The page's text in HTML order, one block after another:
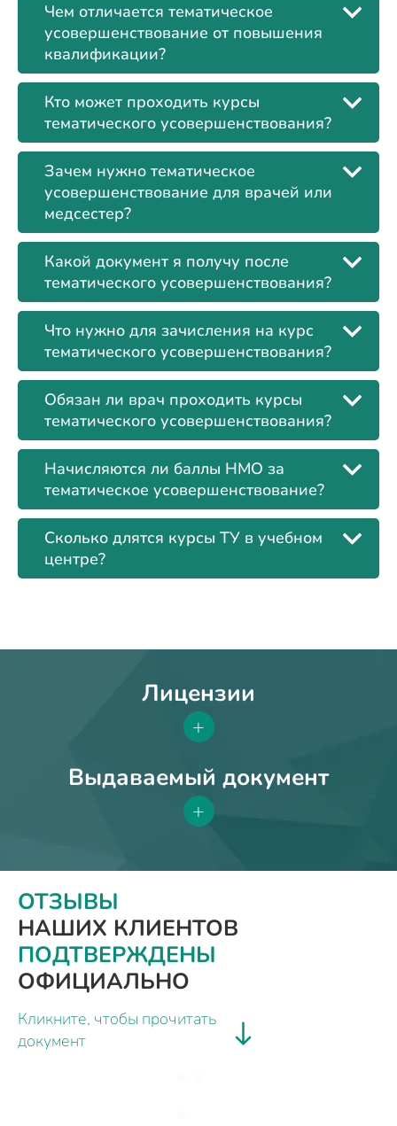
Чем отличается тематическое
усовершенствование от повышения
квалификации?
Кто может проходить курсы
тематического усовершенствования?
Зачем нужно тематическое
усовершенствование для врачей или
медсестер?
Какой документ я получу после
тематического усовершенствования?
Что нужно для зачисления на курс
тематического усовершенствования?
Обязан ли врач проходить курсы
тематического усовершенствования?
Начисляются ли баллы НМО за
тематическое усовершенствование?
Сколько длятся курсы ТУ в учебном
центре?
Лицензии
+
Выдаваемый документ
+
ОТЗЫВЫ
НАШИХ КЛИЕНТОВ
ПОДТВЕРЖДЕНЫ
ОФИЦИАЛЬНО
Кликните, чтобы прочитать
документ